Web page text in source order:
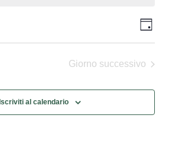
Giorno
Giorno successivo
Iscriviti al calendario